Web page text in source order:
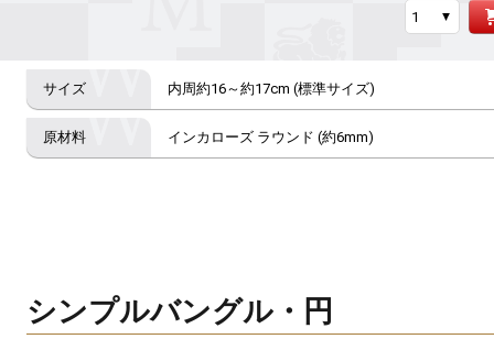
内周約16～約17cm (標準サイズ)
インカローズ ラウンド (約6mm)
シンプルバングル・円